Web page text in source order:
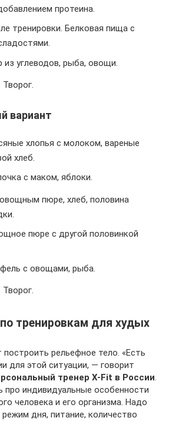
протеина.
тренировки. Белковая пища с
из углеводов, рыба, овощи.
вариант
хлопья с молоком, вареные
хлеб.
с маком, яблоки.
пюре, хлеб, половина
пюре с другой половинкой
с овощами, рыба.
тренировкам для худых
построить рельефное тело. «Есть
для этой ситуации, — говорит
тренер X-Fit в России.
индивидуальные особенности
человека и его организма. Надо
дня, питание, количество